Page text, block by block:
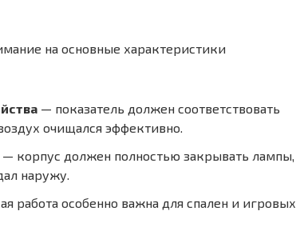
на основные характеристики
— показатель должен соответствовать
очищался эффективно.
— корпус должен полностью закрывать лампы,
наружу.
работа особенно важна для спален и игровых